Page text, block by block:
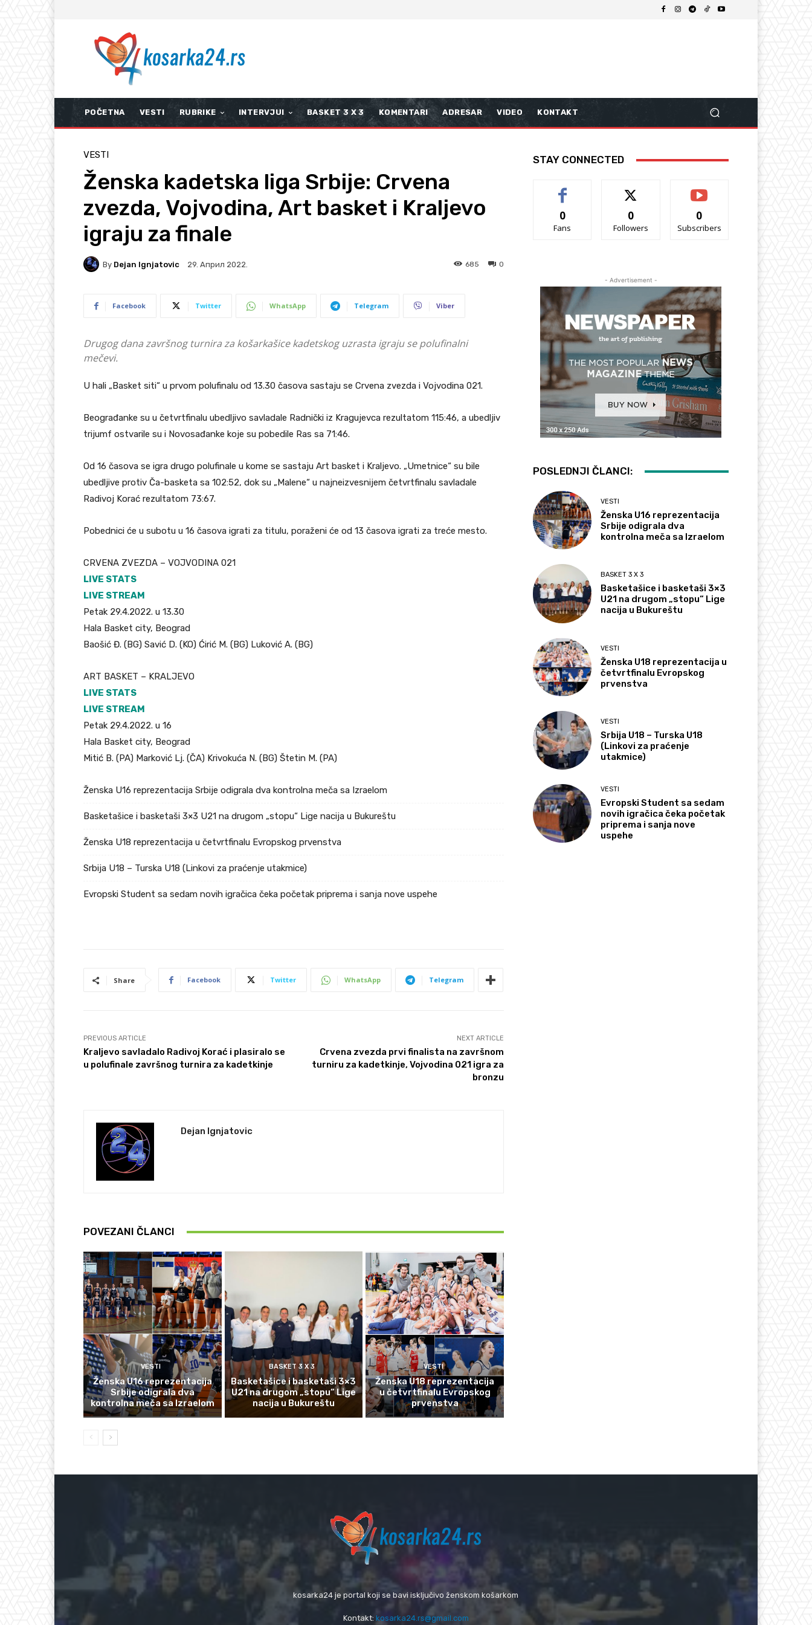
POČETNA VESTI RUBRIKE INTERVJUI BASKET 3 X 3 KOMENTARI ADRESAR VIDEO KONTAKT
VESTI
Ženska kadetska liga Srbije: Crvena
zvezda, Vojvodina, Art basket i Kraljevo
igraju za finale
By Dejan Ignjatovic 29. Април 2022. 0
685
Facebook Twitter WhatsApp Telegram Viber
Drugog dana završnog turnira za košarkašice kadetskog uzrasta igraju se polufinalni
mečevi.
U hali „Basket siti“ u prvom polufinalu od 13.30 časova sastaju se Crvena zvezda i Vojvodina 021.
Beograđanke su u četvrtfinalu ubedljivo savladale Radnički iz Kragujevca rezultatom 115:46, a ubedljiv
trijumf ostvarile su i Novosađanke koje su pobedile Ras sa 71:46.
Od 16 časova se igra drugo polufinale u kome se sastaju Art basket i Kraljevo. „Umetnice“ su bile
ubedljive protiv Ča-basketa sa 102:52, dok su „Malene“ u najneizvesnijem četvrtfinalu savladale
Radivoj Korać rezultatom 73:67.
Pobednici će u subotu u 16 časova igrati za titulu, poraženi će od 13 časova igrati za treće mesto.
CRVENA ZVEZDA – VOJVODINA 021
LIVE STATS
LIVE STREAM
Petak 29.4.2022. u 13.30
Hala Basket city, Beograd
Baošić Đ. (BG) Savić D. (KO) Ćirić M. (BG) Luković A. (BG)
ART BASKET – KRALJEVO
LIVE STATS
LIVE STREAM
Petak 29.4.2022. u 16
Hala Basket city, Beograd
Mitić B. (PA) Marković Lj. (ČA) Krivokuća N. (BG) Štetin M. (PA)
Ženska U16 reprezentacija Srbije odigrala dva kontrolna meča sa Izraelom
Basketašice i basketaši 3×3 U21 na drugom „stopu“ Lige nacija u Bukureštu
Ženska U18 reprezentacija u četvrtfinalu Evropskog prvenstva
Srbija U18 – Turska U18 (Linkovi za praćenje utakmice)
Evropski Student sa sedam novih igračica čeka početak priprema i sanja nove uspehe
Share Facebook Twitter WhatsApp Telegram
PREVIOUS ARTICLE
Kraljevo savladalo Radivoj Korać i plasiralo se
u polufinale završnog turnira za kadetkinje
NEXT ARTICLE
Crvena zvezda prvi finalista na završnom
turniru za kadetkinje, Vojvodina 021 igra za
bronzu
Dejan Ignjatovic
POVEZANI ČLANCI
VESTI
Ženska U16 reprezentacija
Srbije odigrala dva
kontrolna meča sa Izraelom
BASKET 3 X 3
Basketašice i basketaši 3×3
U21 na drugom „stopu“ Lige
nacija u Bukureštu
VESTI
Ženska U18 reprezentacija
u četvrtfinalu Evropskog
prvenstva
STAY CONNECTED
0
Fans
0
Followers
0
Subscribers
- Advertisement -
POSLEDNJI ČLANCI:
VESTI
Ženska U16 reprezentacija
Srbije odigrala dva
kontrolna meča sa Izraelom
BASKET 3 X 3
Basketašice i basketaši 3×3
U21 na drugom „stopu“ Lige
nacija u Bukureštu
VESTI
Ženska U18 reprezentacija u
četvrtfinalu Evropskog
prvenstva
VESTI
Srbija U18 – Turska U18
(Linkovi za praćenje
utakmice)
VESTI
Evropski Student sa sedam
novih igračica čeka početak
priprema i sanja nove
uspehe
kosarka24 je portal koji se bavi isključivo ženskom košarkom
Kontakt: kosarka24.rs@gmail.com